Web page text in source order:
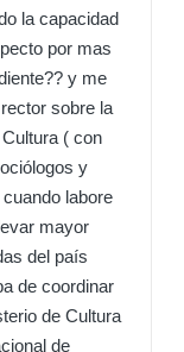
la capacidad
por mas
y me
sobre la
( con
y
labore
mayor
del país
de coordinar
de Cultura
de